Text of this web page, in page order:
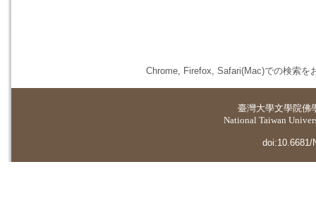
Chrome, Firefox, Safari(Mac)での検索を
臺灣大學文學院佛
National Taiwan
doi:10.6681/